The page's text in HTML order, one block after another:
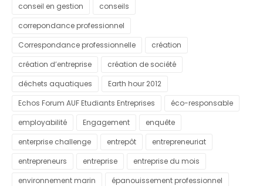
conseil en gestion
conseils
correpondance professionnel
Correspondance professionnelle
création
création d’entreprise
création de société
déchets aquatiques
Earth hour 2012
Echos Forum AUF Etudiants Entreprises
éco-responsable
employabilité
Engagement
enquête
enterprise challenge
entrepôt
entrepreneuriat
entrepreneurs
entreprise
entreprise du mois
environnement marin
épanouissement professionnel